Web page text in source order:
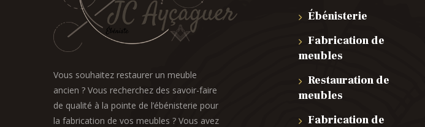
Vous souhaitez restaurer un meuble
ancien ? Vous recherchez des savoir-faire
de qualité à la pointe de l’ébénisterie pour
la fabrication de vos meubles ? Vous avez
Ébénisterie
Fabrication de
meubles
Restauration de
meubles
Fabrication de